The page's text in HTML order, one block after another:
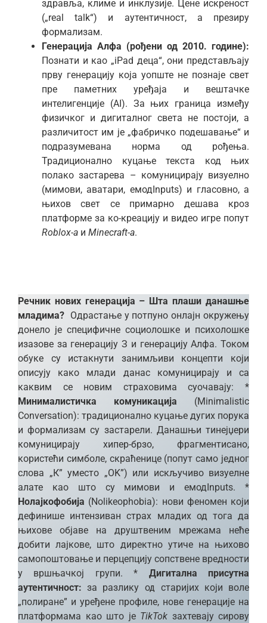
здравља, климе и инклузије. Цене искреност
(„real talk“) и аутентичност, а презиру
формализам.
Генерација Алфа (рођени од 2010. године):
Познати и као „iPad деца“, они представљају
прву генерацију која уопште не познаје свет
пре паметних уређаја и вештачке
интелигенције (AI). За њих граница између
физичког и дигиталног света не постоји, а
различитост им је „фабричко подешавање“ и
подразумевана норма од рођења.
Традиционално куцање текста код њих
полако застарева – комуницирају визуелно
(мимови, аватари, емодInputs) и гласовно, а
њихов свет се примарно дешава кроз
платформе за ко-креацију и видео игре попут
Roblox-a и Minecraft-a.
Речник нових генерација – Шта плаши данашње
младима? Одрастање у потпуно онлајн окружењу
донело је специфичне социолошке и психолошке
изазове за генерацију З и генерацију Алфа. Током
обуке су истакнути занимљиви концепти који
описују како млади данас комуницирају и са
каквим се новим страховима суочавају: *
Минималистичка комуникација (Minimalistic
Conversation): традиционално куцање дугих порука
и формализам су застарели. Данашњи тинејџери
комуницирају хипер-брзо, фрагментисано,
користећи симболе, скраћенице (попут само једног
слова „К” уместо „ОK”) или искључиво визуелне
алате као што су мимови и емодInputs. *
Нолајкофобија (Nolikeophobia): нови феномен који
дефинише интензиван страх младих од тога да
њихове објаве на друштвеним мрежама неће
добити лајкове, што директно утиче на њихово
самопоштовање и перцепцију сопствене вредности
у вршњачкој групи. * Дигитална присутна
аутентичност: за разлику од старијих који воле
„полиране” и уређене профиле, нове генерације на
платформама као што је TikTok захтевају сирову